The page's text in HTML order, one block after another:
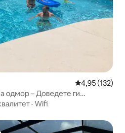
Просечна
4,95 (132)
одмор – Доведете ги
· Wifi